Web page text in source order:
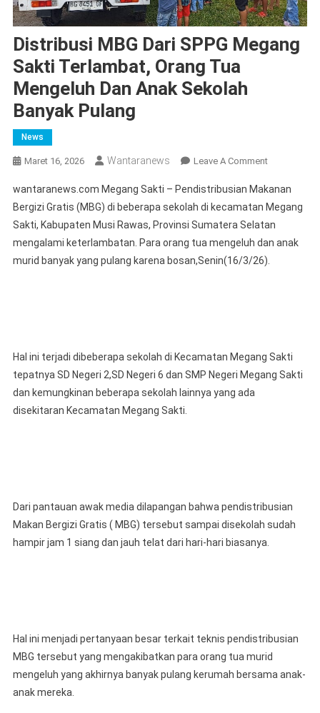
Distribusi MBG Dari SPPG Megang
Sakti Terlambat, Orang Tua
Mengeluh Dan Anak Sekolah
Banyak Pulang
News
Maret 16, 2026 Wantaranews Leave A CommentOn
MBG
Dari
SPPG
Megang
Sakti
Anak
Sekolah
wantaranews.com Megang Sakti – Pendistribusian Makanan
Bergizi Gratis (MBG) di beberapa sekolah di kecamatan Megang
Sakti, Kabupaten Musi Rawas, Provinsi Sumatera Selatan
mengalami keterlambatan. Para orang tua mengeluh dan anak
murid banyak yang pulang karena bosan,Senin(16/3/26).
Hal ini terjadi dibeberapa sekolah di Kecamatan Megang Sakti
tepatnya SD Negeri 2,SD Negeri 6 dan SMP Negeri Megang Sakti
dan kemungkinan beberapa sekolah lainnya yang ada
disekitaran Kecamatan Megang Sakti.
Dari pantauan awak media dilapangan bahwa pendistribusian
Makan Bergizi Gratis ( MBG) tersebut sampai disekolah sudah
hampir jam 1 siang dan jauh telat dari hari-hari biasanya.
Hal ini menjadi pertanyaan besar terkait teknis pendistribusian
MBG tersebut yang mengakibatkan para orang tua murid
mengeluh yang akhirnya banyak pulang kerumah bersama anak-
anak mereka.